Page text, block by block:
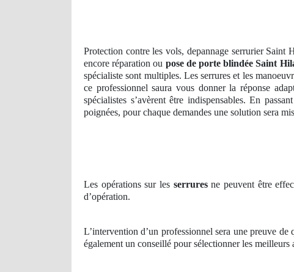
Protection contre les vols, depannage serrurier
encore réparation ou pose de porte blindée Saint
spécialiste sont multiples. Les serrures et les
ce professionnel saura vous donner la réponse
spécialistes s’avèrent être indispensables. En
poignées, pour chaque demandes une solution sera
Les opérations sur les serruresne peuvent être
d’opération.
L’intervention d’un professionnel sera une preuve
également un conseillé pour sélectionner les